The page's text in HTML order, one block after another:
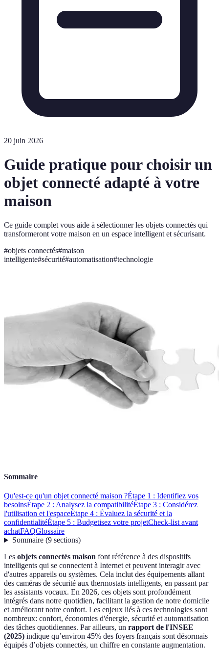
20 juin 2026
Guide pratique pour choisir un
objet connecté adapté à votre
maison
Ce guide complet vous aide à sélectionner les objets connectés qui
transformeront votre maison en un espace intelligent et sécurisant.
#objets connectés#maison
intelligente#sécurité#automatisation#technologie
Sommaire
Qu'est-ce qu'un objet connecté maison ?Étape 1 : Identifiez vos
besoinsÉtape 2 : Analysez la compatibilitéÉtape 3 : Considérez
l'utilisation et l'espaceÉtape 4 : Évaluez la sécurité et la
confidentialitéÉtape 5 : Budgetisez votre projetCheck-list avant
achatFAQGlossaire
Sommaire(9 sections)
Les objets connectés maison font référence à des dispositifs
intelligents qui se connectent à Internet et peuvent interagir avec
d'autres appareils ou systèmes. Cela inclut des équipements allant
des caméras de sécurité aux thermostats intelligents, en passant par
les assistants vocaux. En 2026, ces objets sont profondément
intégrés dans notre quotidien, facilitant la gestion de notre domicile
et améliorant notre confort. Les enjeux liés à ces technologies sont
nombreux: confort, économies d'énergie, sécurité et automatisation
des tâches quotidiennes. Par ailleurs, un rapport de l'INSEE
(2025) indique qu’environ 45% des foyers français sont désormais
équipés d’objets connectés, un chiffre en constante augmentation.